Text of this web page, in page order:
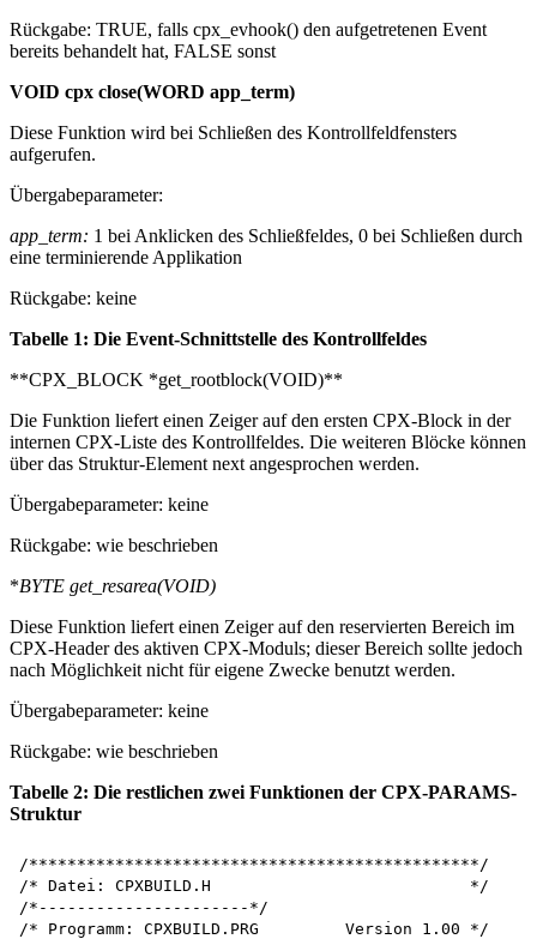
Rückgabe: TRUE, falls cpx_evhook() den aufgetretenen Event
bereits behandelt hat, FALSE sonst
VOID cpx close(WORD app_term)
Diese Funktion wird bei Schließen des Kontrollfeldfensters
aufgerufen.
Übergabeparameter:
app_term: 1 bei Anklicken des Schließfeldes, 0 bei Schließen durch
eine terminierende Applikation
Rückgabe: keine
Tabelle 1: Die Event-Schnittstelle des Kontrollfeldes
**CPX_BLOCK *get_rootblock(VOID)**
Die Funktion liefert einen Zeiger auf den ersten CPX-Block in der
internen CPX-Liste des Kontrollfeldes. Die weiteren Blöcke können
über das Struktur-Element next angesprochen werden.
Übergabeparameter: keine
Rückgabe: wie beschrieben
*BYTE get_resarea(VOID)
Diese Funktion liefert einen Zeiger auf den reservierten Bereich im
CPX-Header des aktiven CPX-Moduls; dieser Bereich sollte jedoch
nach Möglichkeit nicht für eigene Zwecke benutzt werden.
Übergabeparameter: keine
Rückgabe: wie beschrieben
Tabelle 2: Die restlichen zwei Funktionen der CPX-PARAMS-
Struktur
/***********************************************/
/* Datei: CPXBUILD.H                           */
/*----------------------*/
/* Programm: CPXBUILD.PRG         Version 1.00 */